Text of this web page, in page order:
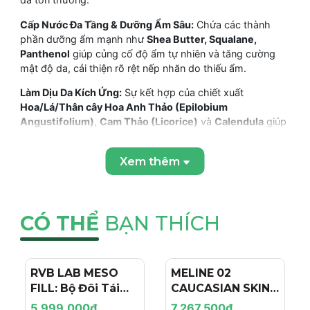
Cấp Nước Đa Tầng & Dưỡng Ẩm Sâu: Chứa các thành
phần dưỡng ẩm mạnh như Shea Butter, Squalane,
Panthenol giúp củng cố độ ẩm tự nhiên và tăng cường
mật độ da, cải thiện rõ rệt nếp nhăn do thiếu ẩm.
Làm Dịu Da Kích Ứng: Sự kết hợp của chiết xuất
Hoa/Lá/Thân cây Hoa Anh Thảo (Epilobium
Angustifolium), Cam Thảo (Licorice) và Calendula giúp
Tăng Cường Mật Độ Da:Giúp cải thiện rõ rệt các nếp
nhăn và mang lại làn da ngậm nước, mềm mại và mịn
Công Thức Nhẹ Nhàng & Giàu Dinh Dưỡng:
các chất dinh dưỡng cần thiết để phục hồi làn da mỏng
manh, bị tổn thương mà không gây bết dính.
THÀNH PHẦN VÀ CÔNG DỤNG CỦA OSMOSIS REMEDY
MD HEALING BALM
Xem thêm
CÓ THỂ BẠN THÍCH
- 4%
RVB LAB MESO
FILL: Bộ Đôi Tái
Tạo & Nâng Cơ
MELINE 02
CAUCASIAN SKIN
DAY/NIGHT / BỘ